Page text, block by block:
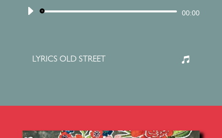
Audiospeler 00:00
LYRICS OLD STREET